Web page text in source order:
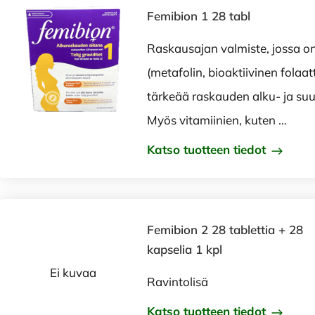
Femibion 1 28 tabl
Raskausajan valmiste, jossa
(metafolin, bioaktiivinen
tärkeää raskauden alku- ja
Myös vitamiinien, kuten …
Katso tuotteen tiedot
Ei kuvaa
Femibion 2 28 tablettia + 28
kapselia 1 kpl
Ravintolisä
Katso tuotteen tiedot